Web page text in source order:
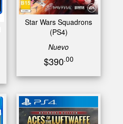
Star Wars Squadrons
(PS4)
Nuevo
$390.00